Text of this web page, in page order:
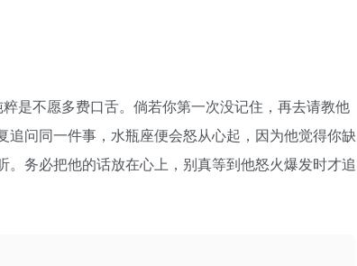
是不愿多费口舌。倘若你第一次没记住，再去请教他
问同一件事，水瓶座便会怒从心起，因为他觉得你缺
务必把他的话放在心上，别真等到他怒火爆发时才追